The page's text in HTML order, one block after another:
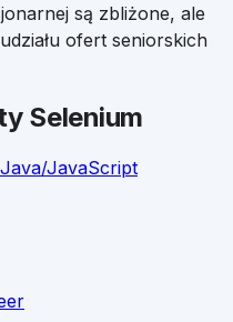
są zbliżone, ale
ofert seniorskich
Selenium
JavaScript